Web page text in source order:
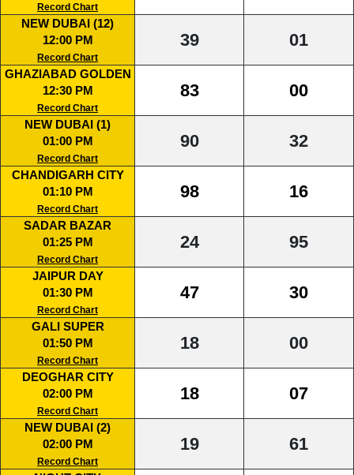
Record Chart
NEW DUBAI (12)
12:00 PM
Record Chart
39 01
GHAZIABAD GOLDEN
12:30 PM
Record Chart
83 00
NEW DUBAI (1)
01:00 PM
Record Chart
90 32
CHANDIGARH CITY
01:10 PM
Record Chart
98 16
SADAR BAZAR
01:25 PM
Record Chart
24 95
JAIPUR DAY
01:30 PM
Record Chart
47 30
GALI SUPER
01:50 PM
Record Chart
18 00
DEOGHAR CITY
02:00 PM
Record Chart
18 07
NEW DUBAI (2)
02:00 PM
Record Chart
19 61